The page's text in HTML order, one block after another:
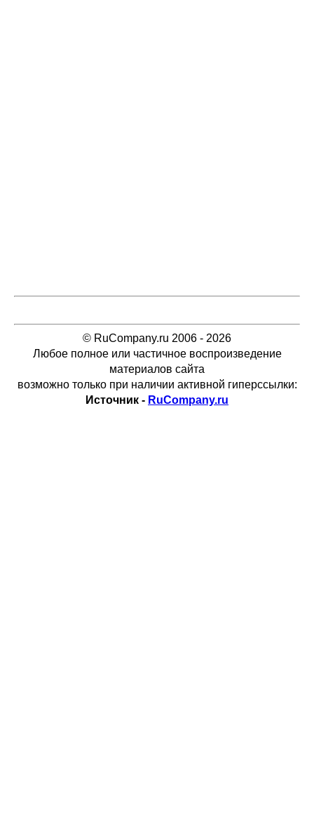
© RuCompany.ru 2006 - 2026
Любое полное или частичное воспроизведение
материалов сайта
возможно только при наличии активной гиперссылки:
Источник - RuCompany.ru